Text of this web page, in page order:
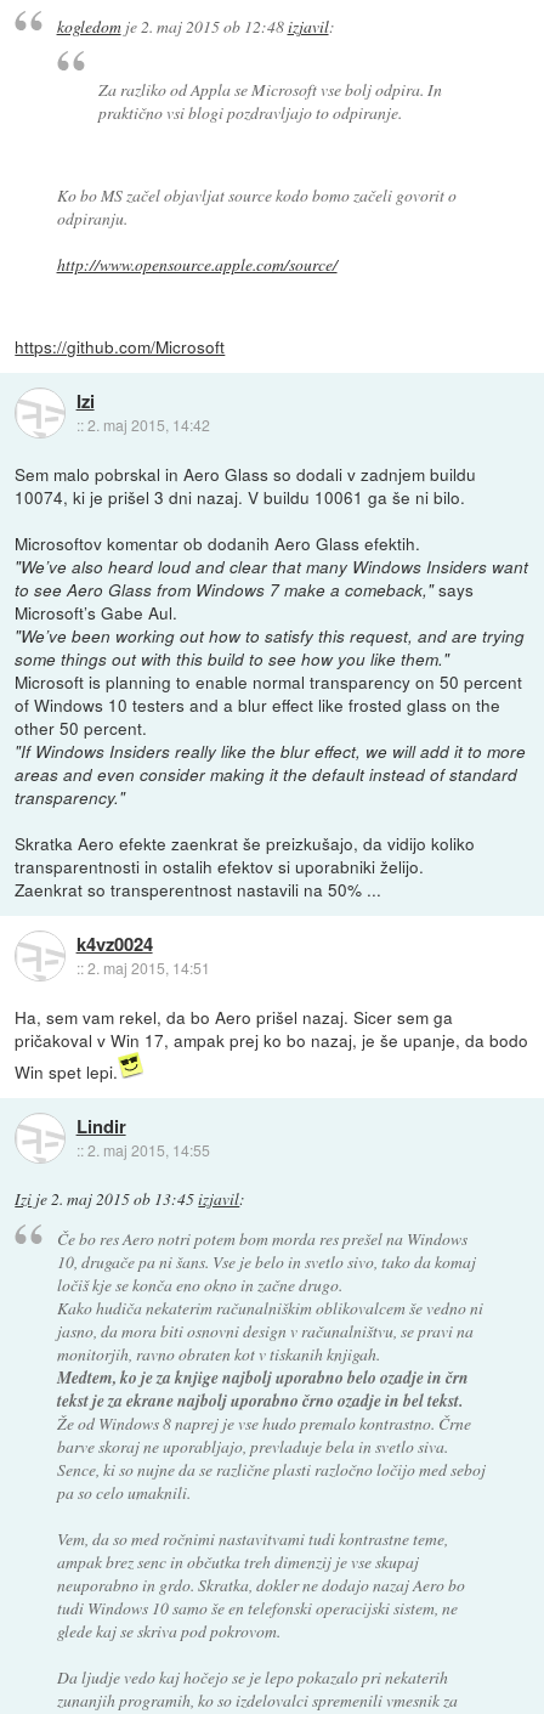
kogledomje2. maj 2015 ob 12:48izjavil:
Za razliko od Appla se Microsoft vse bolj odpira. In
praktično vsi blogi pozdravljajo to odpiranje.
Ko bo MS začel objavljat source kodo bomo začeli govorit o
odpiranju.
http://www.opensource.apple.com/source/
https://github.com/Microsoft
Izi
::2. maj 2015, 14:42
Sem malo pobrskal in Aero Glass so dodali v zadnjem buildu
10074, ki je prišel 3 dni nazaj. V buildu 10061 ga še ni bilo.
Microsoftov komentar ob dodanih Aero Glass efektih.
"We’ve also heard loud and clear that many Windows Insiders want
to see Aero Glass from Windows 7 make a comeback,"says
Microsoft’s Gabe Aul.
"We’ve been working out how to satisfy this request, and are trying
some things out with this build to see how you like them."
Microsoft is planning to enable normal transparency on 50 percent
of Windows 10 testers and a blur effect like frosted glass on the
other 50 percent.
"If Windows Insiders really like the blur effect, we will add it to more
areas and even consider making it the default instead of standard
transparency."
Skratka Aero efekte zaenkrat še preizkušajo, da vidijo koliko
transparentnosti in ostalih efektov si uporabniki želijo.
Zaenkrat so transperentnost nastavili na 50% ...
k4vz0024
::2. maj 2015, 14:51
Ha, sem vam rekel, da bo Aero prišel nazaj. Sicer sem ga
pričakoval v Win 17, ampak prej ko bo nazaj, je še upanje, da bodo
Win spet lepi.
Lindir
::2. maj 2015, 14:55
Izi je2. maj 2015 ob 13:45izjavil:
Če bo res Aero notri potem bom morda res prešel na Windows
10, drugače pa ni šans. Vse je belo in svetlo sivo, tako da komaj
ločiš kje se konča eno okno in začne drugo.
Kako hudiča nekaterim računalniškim oblikovalcem še vedno ni
jasno, da mora biti osnovni design v računalništvu, se pravi na
monitorjih, ravno obraten kot v tiskanih knjigah.
Medtem, ko je za knjige najbolj uporabno belo ozadje in črn
tekst je za ekrane najbolj uporabno črno ozadje in bel tekst.
Že od Windows 8 naprej je vse hudo premalo kontrastno. Črne
barve skoraj ne uporabljajo, prevladuje bela in svetlo siva.
Sence, ki so nujne da se različne plasti razločno ločijo med seboj
pa so celo umaknili.
Vem, da so med ročnimi nastavitvami tudi kontrastne teme,
ampak brez senc in občutka treh dimenzij je vse skupaj
neuporabno in grdo. Skratka, dokler ne dodajo nazaj Aero bo
tudi Windows 10 samo še en telefonski operacijski sistem, ne
glede kaj se skriva pod pokrovom.
Da ljudje vedo kaj hočejo se je lepo pokazalo pri nekaterih
zunanjih programih, ko so izdelovalci spremenili vmesnik za